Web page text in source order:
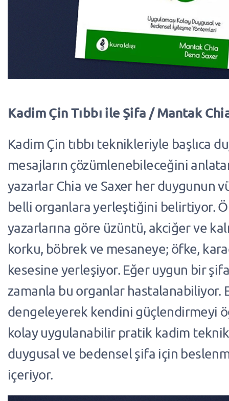
Kadim Çin Tıbbı ile Şifa / Mantak
Kadim Çin tıbbı teknikleriyle başlıca
mesajların çözümlenebileceğini
yazarlar Chia ve Saxer her duygunun
belli organlara yerleştiğini belirtiyor.
yazarlarına göre üzüntü, akciğer ve
korku, böbrek ve mesaneye; öfke,
kesesine yerleşiyor. Eğer uygun bir
zamanla bu organlar hastalanabiliyor.
dengeleyerek kendini güçlendirmeyi
kolay uygulanabilir pratik kadim
duygusal ve bedensel şifa için
içeriyor.